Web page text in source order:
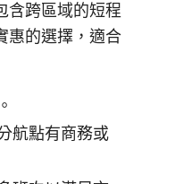
含跨區域的短程
惠的選擇，適合
航點有商務或